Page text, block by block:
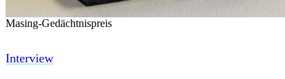
Masing-Gedächtnispreis
Interview